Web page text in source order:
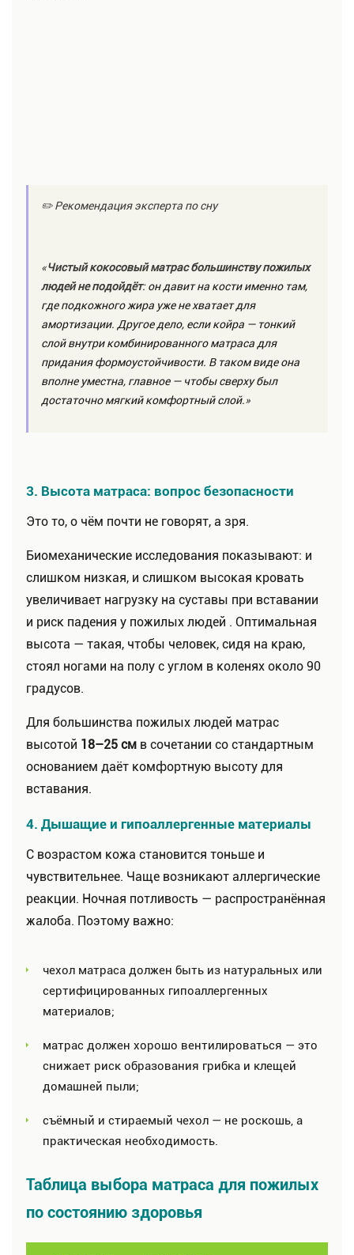
✏️ Рекомендация эксперта по сну
«Чистый кокосовый матрас большинству пожилых
людей не подойдёт: он давит на кости именно там,
где подкожного жира уже не хватает для
амортизации. Другое дело, если койра — тонкий
слой внутри комбинированного матраса для
придания формоустойчивости. В таком виде она
вполне уместна, главное — чтобы сверху был
достаточно мягкий комфортный слой.»
3. Высота матраса: вопрос безопасности
Это то, о чём почти не говорят, а зря.
Биомеханические исследования показывают: и
слишком низкая, и слишком высокая кровать
увеличивает нагрузку на суставы при вставании
и риск падения у пожилых людей . Оптимальная
высота — такая, чтобы человек, сидя на краю,
стоял ногами на полу с углом в коленях около 90
градусов.
Для большинства пожилых людей матрас
высотой 18–25 см в сочетании со стандартным
основанием даёт комфортную высоту для
вставания.
4. Дышащие и гипоаллергенные материалы
С возрастом кожа становится тоньше и
чувствительнее. Чаще возникают аллергические
реакции. Ночная потливость — распространённая
жалоба. Поэтому важно:
чехол матраса должен быть из натуральных или
сертифицированных гипоаллергенных
материалов;
матрас должен хорошо вентилироваться — это
снижает риск образования грибка и клещей
домашней пыли;
съёмный и стираемый чехол — не роскошь, а
практическая необходимость.
Таблица выбора матраса для пожилых
по состоянию здоровья